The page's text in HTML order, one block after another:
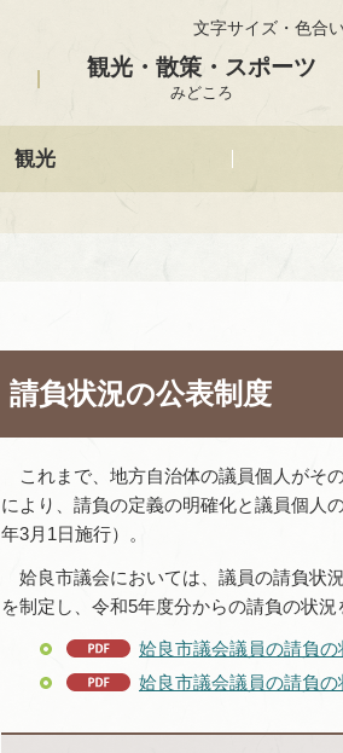
文字サイズ・色合
観光・散策・スポーツ
みどころ
観光
請負状況の公表制度
これまで、地方自治体の議員個人がそ
により、請負の定義の明確化と議員個人
年3月1日施行）。
姶良市議会においては、議員の請負状
を制定し、令和5年度分からの請負の状況
姶良市議会議員の請負の
姶良市議会議員の請負の